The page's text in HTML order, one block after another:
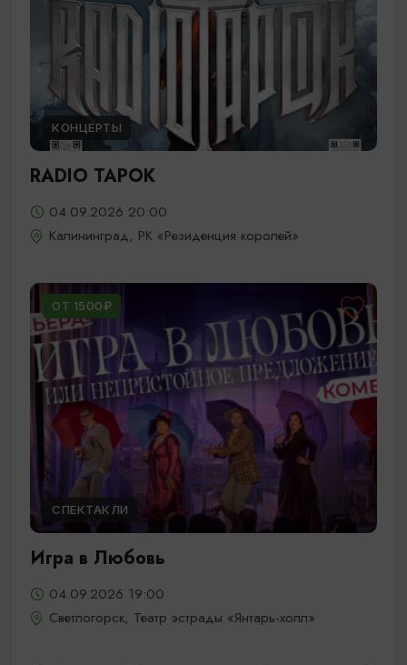
КОНЦЕРТЫ
RADIO TAPOK
04.09.2026 20:00
Калининград, РК «Резиденция королей»
ОТ 1500₽
СПЕКТАКЛИ
Игра в Любовь
04.09.2026 19:00
Светлогорск, Театр эстрады «Янтарь-холл»